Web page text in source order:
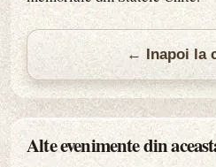
← Inapoi la
Alte evenimente din